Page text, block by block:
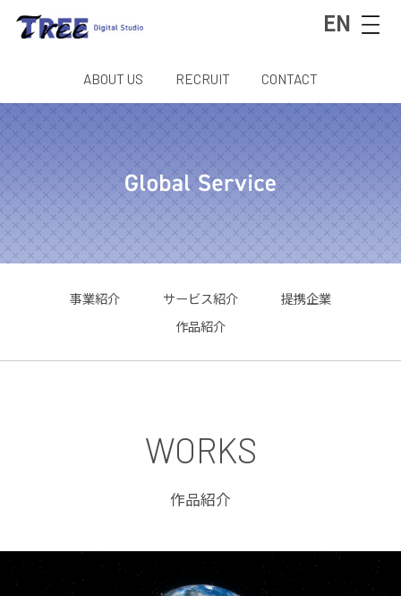
EN
ABOUT US RECRUIT CONTACT
事業紹介 サービス紹介
提携企業
作品紹介
WORKS
作品紹介